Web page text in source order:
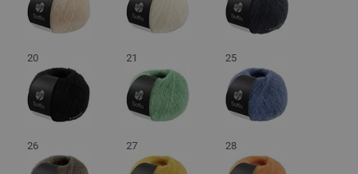
20 21 25
26 27 28